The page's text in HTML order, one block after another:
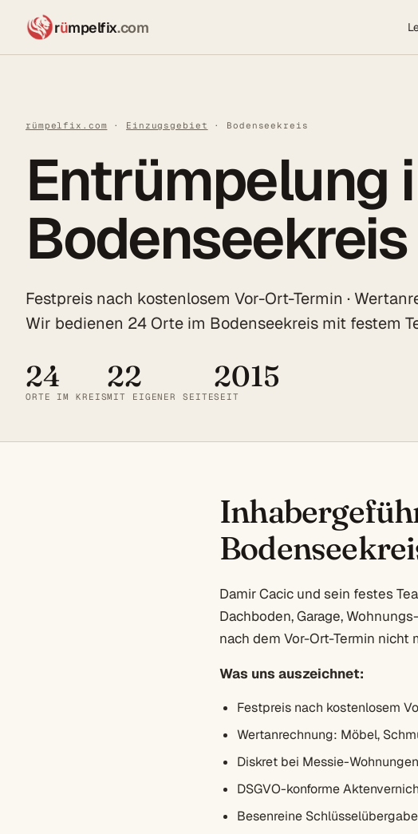
rümpelfix.com
rümpelfix.com · Einzugsgebiet · Bodenseekreis
Entrümpelung
Bodenseekreis
Festpreis nach kostenlosem Vor-Ort-Termin ·
Wir bedienen 24 Orte im Bodenseekreis mit festem
24
ORTE IM KREIS
22
MIT EIGENER SEITE
2015
SEIT
Damir Cacic und sein festes
Dachboden, Garage,
nach dem Vor-Ort-Termin nicht
Was uns auszeichnet:
Festpreis nach kostenlosem
Wertanrechnung: Möbel,
Diskret bei Messie-
DSGVO-konforme
Besenreine